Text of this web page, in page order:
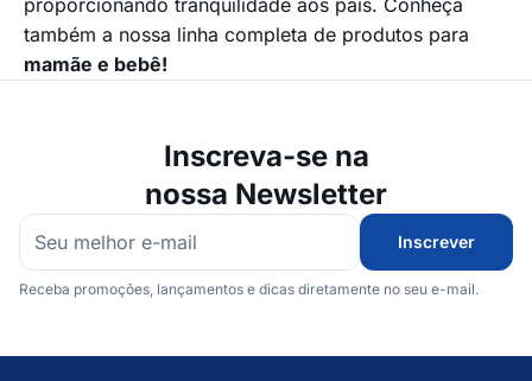
proporcionando tranquilidade aos pais. Conheça
também a nossa linha completa de produtos para
mamãe e bebê!
Inscreva-se na
nossa Newsletter
Inscrever
Receba promoções, lançamentos e dicas diretamente no seu e-mail.